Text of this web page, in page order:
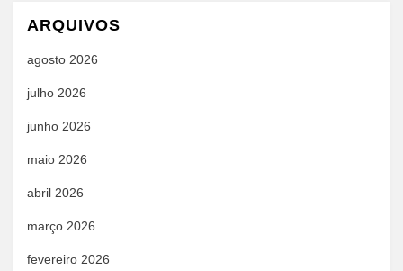
ARQUIVOS
agosto 2026
julho 2026
junho 2026
maio 2026
abril 2026
março 2026
fevereiro 2026